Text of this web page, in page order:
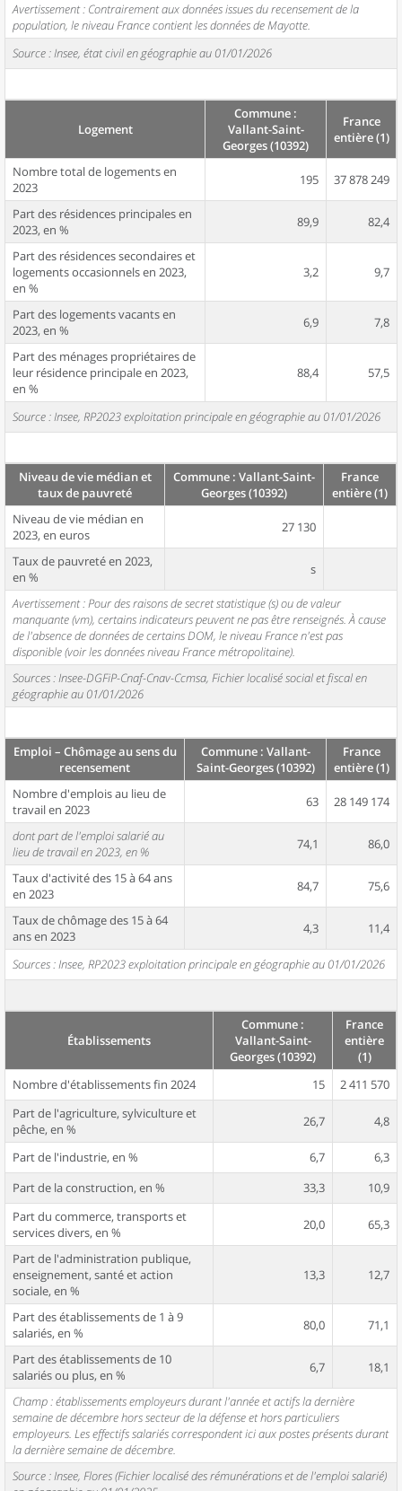
Avertissement : Contrairement aux données issues du recensement de la
population, le niveau France contient les données de Mayotte.
Source : Insee, état civil en géographie au 01/01/2026
Logement
Commune :
Vallant-Saint-
Georges (10392)
France
entière (1)
Nombre total de logements en
2023
195 37 878 249
Part des résidences principales en
2023, en %
89,9 82,4
Part des résidences secondaires et
logements occasionnels en 2023,
en %
3,2 9,7
Part des logements vacants en
2023, en %
6,9 7,8
Part des ménages propriétaires de
leur résidence principale en 2023,
en %
88,4 57,5
Source : Insee, RP2023 exploitation principale en géographie au 01/01/2026
Niveau de vie médian et
taux de pauvreté
Commune : Vallant-Saint-
Georges (10392)
France
entière (1)
Niveau de vie médian en
2023, en euros
27 130
Taux de pauvreté en 2023,
en %
s
Avertissement : Pour des raisons de secret statistique (s) ou de valeur
manquante (vm), certains indicateurs peuvent ne pas être renseignés. À cause
de l'absence de données de certains DOM, le niveau France n'est pas
disponible (voir les données niveau France métropolitaine).
Sources : Insee-DGFiP-Cnaf-Cnav-Ccmsa, Fichier localisé social et fiscal en
géographie au 01/01/2026
Emploi – Chômage au sens du
recensement
Commune : Vallant-
Saint-Georges (10392)
France
entière (1)
Nombre d'emplois au lieu de
travail en 2023
63 28 149 174
dont part de l'emploi salarié au
lieu de travail en 2023, en %
74,1 86,0
Taux d'activité des 15 à 64 ans
en 2023
84,7 75,6
Taux de chômage des 15 à 64
ans en 2023
4,3 11,4
Sources : Insee, RP2023 exploitation principale en géographie au 01/01/2026
Établissements
Commune :
Vallant-Saint-
Georges (10392)
France
entière
(1)
Nombre d'établissements fin 2024
15
2 411 570
Part de l'agriculture, sylviculture et
pêche, en %
26,7 4,8
Part de l'industrie, en % 6,7
6,3
Part de la construction, en %
33,3
10,9
Part du commerce, transports et
services divers, en %
20,0 65,3
Part de l'administration publique,
enseignement, santé et action
sociale, en %
13,3 12,7
Part des établissements de 1 à 9
salariés, en %
80,0 71,1
Part des établissements de 10
salariés ou plus, en %
6,7 18,1
Champ : établissements employeurs durant l'année et actifs la dernière
semaine de décembre hors secteur de la défense et hors particuliers
employeurs. Les effectifs salariés correspondent ici aux postes présents durant
la dernière semaine de décembre.
Source : Insee, Flores (Fichier localisé des rémunérations et de l'emploi salarié)